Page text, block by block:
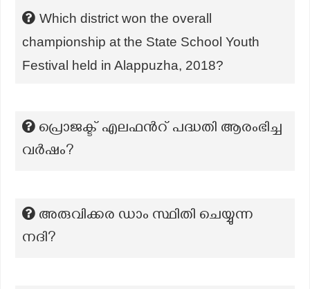
Which district won the overall
championship at the State School Youth
Festival held in Alappuzha, 2018?
പ്രൊജക്ട് എലഫന്‍റ് പദ്ധതി ആരംഭിച്ച
വര്‍ഷം?
അരുവിക്കര ഡാം സ്ഥിതി ചെയ്യുന്ന
നദി?